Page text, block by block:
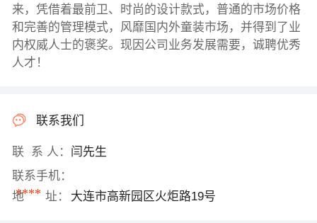
来，凭借着最前卫、时尚的设计款式，普通的市场价格
和完善的管理模式，风靡国内外童装市场，并得到了业
内权威人士的褒奖。现因公司业务发展需要，诚聘优秀
人才！
联系我们
联 系 人： 闫先生
联系手机：
****
地 址： 大连市高新园区火炬路19号